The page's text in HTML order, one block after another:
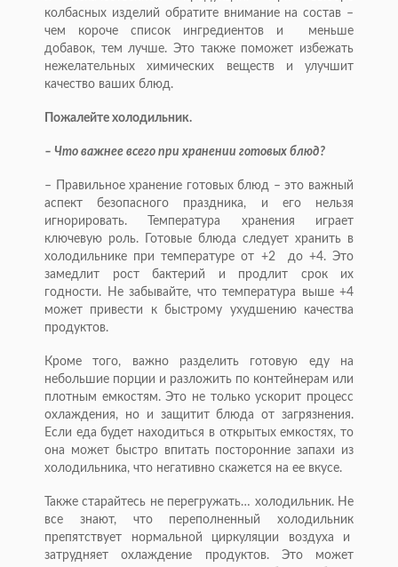
колбасных изделий обратите внимание на состав –
чем короче список ингредиентов и меньше
добавок, тем лучше. Это также поможет избежать
нежелательных химических веществ и улучшит
качество ваших блюд.
Пожалейте холодильник.
– Что важнее всего при хранении готовых блюд?
– Правильное хранение готовых блюд – это важный
аспект безопасного праздника, и его нельзя
игнорировать. Температура хранения играет
ключевую роль. Готовые блюда следует хранить в
холодильнике при температуре от +2 до +4. Это
замедлит рост бактерий и продлит срок их
годности. Не забывайте, что температура выше +4
может привес­ти к быстрому ухудшению качества
продуктов.
Кроме того, важно разделить готовую еду на
небольшие порции и разложить по контейнерам или
плотным емкостям. Это не только ускорит процесс
охлаж­дения, но и защитит блюда от загрязнения.
Если еда будет находиться в открытых емкостях, то
она может быстро впитать посторонние запахи из
холодильника, что негативно скажется на ее вкусе.
Также старайтесь не перегружать… холодильник. Не
все знают, что переполненный холодильник
препятствует нормальной циркуляции воздуха и
затрудняет охлаждение продуктов. Это может